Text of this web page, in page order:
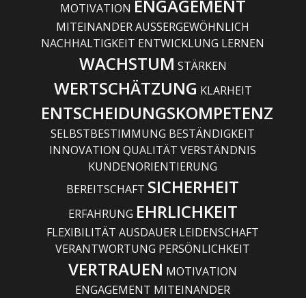
MOTIVATION ENGAGEMENT
MITEINANDER AUSSERGEWÖHNLICH
NACHHALTIGKEIT ENTWICKLUNG LERNEN
WACHSTUM STÄRKEN
WERTSCHÄTZUNG KLARHEIT
ENTSCHEIDUNGSKOMPETENZ
SELBSTBESTIMMUNG BESTÄNDIGKEIT
INNOVATION QUALITÄT VERSTÄNDNIS
KUNDENORIENTIERUNG
BEREITSCHAFT SICHERHEIT
ERFAHRUNG EHRLICHKEIT
FLEXIBILITÄT AUSDAUER LEIDENSCHAFT
VERANTWORTUNG PERSÖNLICHKEIT
VERTRAUEN MOTIVATION
ENGAGEMENT MITEINANDER